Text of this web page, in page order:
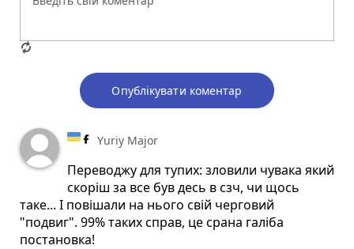
Опублікувати коментар
Yuriy Major
Переводжу для тупих: зловили чувака який
скоріш за все був десь в сзч, чи щось
таке... І повішали на нього свій черговий
"подвиг". 99% таких справ, це срана галіба
постановка!